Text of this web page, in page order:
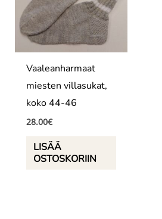
Vaaleanharmaat
miesten villasukat,
koko 44-46
28.00€
LISÄÄ
OSTOSKORIIN